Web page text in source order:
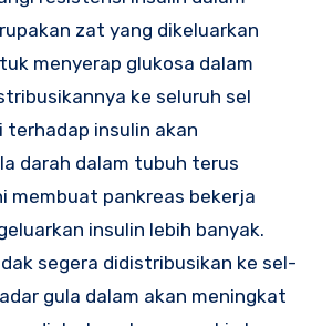
zat yang dikeluarkan
menyerap glukosa dalam
ke seluruh sel
terhadap insulin akan
darah dalam tubuh terus
membuat pankreas bekerja
insulin lebih banyak.
segera didistribusikan ke sel-
gula dalam akan meningkat